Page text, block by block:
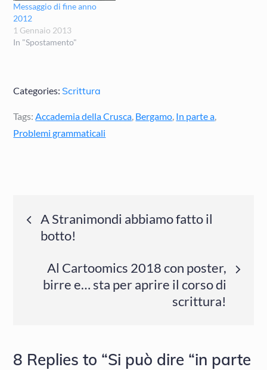
Messaggio di fine anno
2012
1 Gennaio 2013
In "Spostamento"
Categories: Scrittura
Tags: Accademia della Crusca Bergamo In parte a
Problemi grammaticali
Navigazione
articoli
A Stranimondi abbiamo fatto il
botto!
Al Cartoomics 2018 con poster,
birre e… sta per aprire il corso di
scrittura!
8 Replies to “Si può dire “in parte